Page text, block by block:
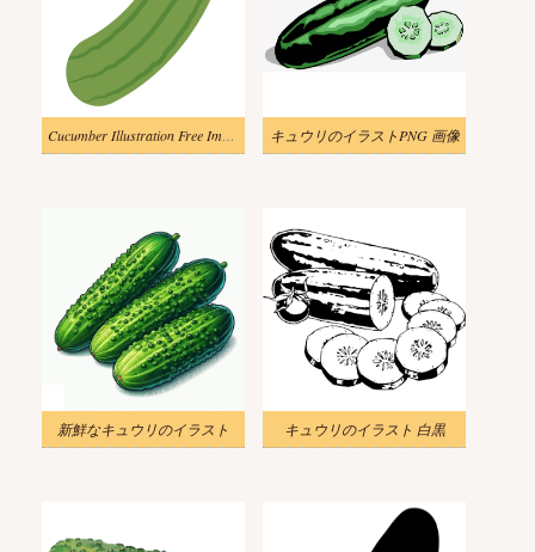
Cucumber Illustration Free Image キュウリのイラストPNG 画像
新鮮なキュウリのイラスト キュウリのイラスト 白黒